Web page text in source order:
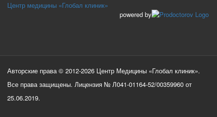
Центр медицины «Глобал клиник»
powered by
Авторские права © 2012-2026 Центр Медицины «Глобал клиник».
Все права защищены. Лицензия № Л041-01164-52/00359960 от
25.06.2019.